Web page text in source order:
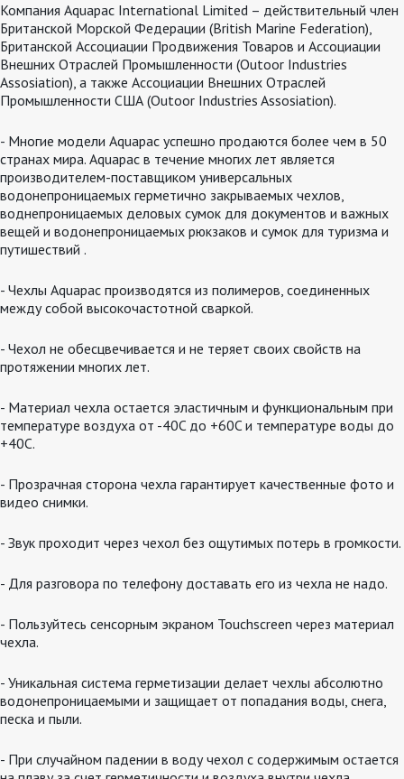
Компания Aquapac International Limited – действительный член
Британской Морской Федерации (British Marine Federation),
Британской Ассоциации Продвижения Товаров и Ассоциации
Внешних Отраслей Промышленности (Outoor Industries
Assosiation), а также Ассоциации Внешних Отраслей
Промышленности США (Outoor Industries Assosiation).
- Многие модели Aquapac успешно продаются более чем в 50
странах мира. Aquapac в течение многих лет является
производителем-поставщиком универсальных
водонепроницаемых герметично закрываемых чехлов,
воднепроницаемых деловых сумок для документов и важных
вещей и водонепроницаемых рюкзаков и сумок для туризма и
путишествий .
- Чехлы Aquapac производятся из полимеров, соединенных
между собой высокочастотной сваркой.
- Чехол не обесцвечивается и не теряет своих свойств на
протяжении многих лет.
- Материал чехла остается эластичным и функциональным при
температуре воздуха от -40C до +60C и температуре воды до
+40C.
- Прозрачная сторона чехла гарантирует качественные фото и
видео снимки.
- Звук проходит через чехол без ощутимых потерь в громкости.
- Для разговора по телефону доставать его из чехла не надо.
- Пользуйтесь сенсорным экраном Touchscreen через материал
чехла.
- Уникальная система герметизации делает чехлы абсолютно
водонепроницаемыми и защищает от попадания воды, снега,
песка и пыли.
- При случайном падении в воду чехол с содержимым остается